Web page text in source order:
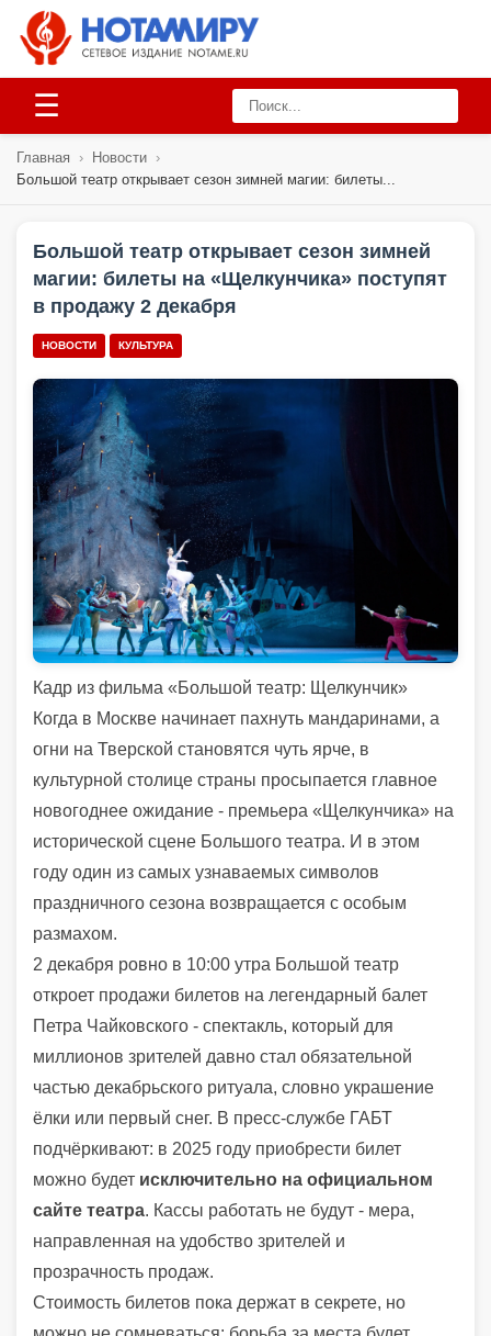
☰
Главная › Новости ›
Большой театр открывает сезон зимней магии: билеты...
Большой театр открывает сезон зимней
магии: билеты на «Щелкунчика» поступят
в продажу 2 декабря
НОВОСТИ КУЛЬТУРА
Кадр из фильма «Большой театр: Щелкунчик»
Когда в Москве начинает пахнуть мандаринами, а
огни на Тверской становятся чуть ярче, в
культурной столице страны просыпается главное
новогоднее ожидание - премьера «Щелкунчика» на
исторической сцене Большого театра. И в этом
году один из самых узнаваемых символов
праздничного сезона возвращается с особым
размахом.
2 декабря ровно в 10:00 утра Большой театр
откроет продажи билетов на легендарный балет
Петра Чайковского - спектакль, который для
миллионов зрителей давно стал обязательной
частью декабрьского ритуала, словно украшение
ёлки или первый снег. В пресс-службе ГАБТ
подчёркивают: в 2025 году приобрести билет
можно будет исключительно на официальном
сайте театра. Кассы работать не будут - мера,
направленная на удобство зрителей и
прозрачность продаж.
Стоимость билетов пока держат в секрете, но